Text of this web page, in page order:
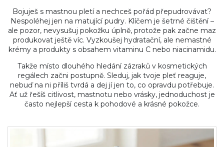
Bojuješ s mastnou pletí a nechceš pořád přepudrovávat?
Nespoléhej jen na matující pudry. Klíčem je šetrné čištění –
ale pozor, nevysušuj pokožku úplně, protože pak začne maz
produkovat ještě víc. Vyzkoušej hydratační, ale nemastné
krémy a produkty s obsahem vitaminu C nebo niacinamidu.
Takže místo dlouhého hledání zázraků v kosmetických
regálech začni postupně. Sleduj, jak tvoje pleť reaguje,
nebuď na ni příliš tvrdá a dej jí jen to, co opravdu potřebuje.
Ať už řešíš citlivost, mastnotu nebo vrásky, jednoduchost je
často nejlepší cesta k pohodové a krásné pokožce.